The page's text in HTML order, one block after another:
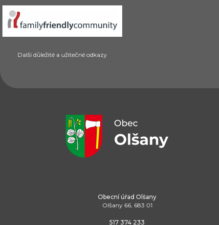
Další důležité a užitečné odkazy
Obecní úřad Olšany
Olšany 66, 683 01
517 374 233